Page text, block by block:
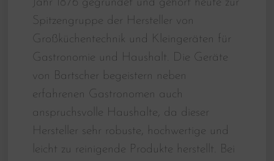
Jahr 1876 gegründet und gehört heute zur
Spitzengruppe der Hersteller von
Großküchentechnik und Kleingeräten für
Gastronomie und Haushalt. Die Geräte
von Bartscher begeistern neben
erfahrenen Gastronomen auch
anspruchsvolle Haushalte, da dieser
Hersteller sehr robuste, hochwertige und
leicht zu reinigende Produkte herstellt. Bei